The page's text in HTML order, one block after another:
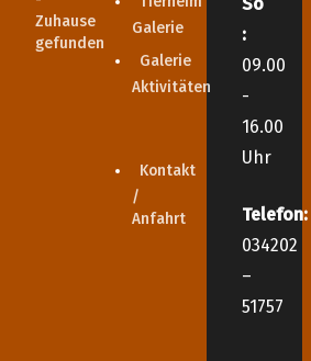
Zuhause
gefunden
Galerie
Galerie
Aktivitäten
Kontakt
/
Anfahrt
:
09.00
-
16.00
Uhr
Telefon:
034202
–
51757